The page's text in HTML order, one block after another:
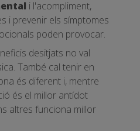
i l'acompliment,
i prevenir els símptomes
poden provocar.
desitjats no val
També cal tenir en
és diferent i, mentre
és el millor antídot
altres funciona millor